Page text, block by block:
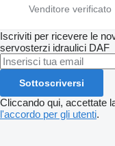
Iscriviti per ricevere le
servosterzi idraulici DAF
Sottoscriversi
Cliccando qui, accettate
l'accordo per gli utenti.